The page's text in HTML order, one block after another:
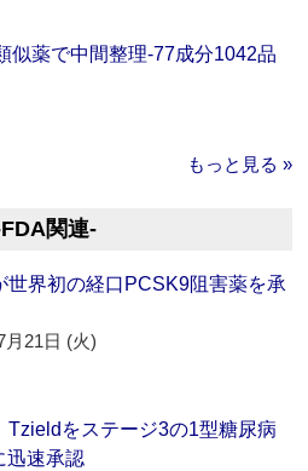
似薬で中間整理‐77成分1042品
もっと見る »
関連‐
世界初の経口PCSK9阻害薬を承
月21日 (火)
Tzieldをステージ3の1型糖尿病
迅速承認